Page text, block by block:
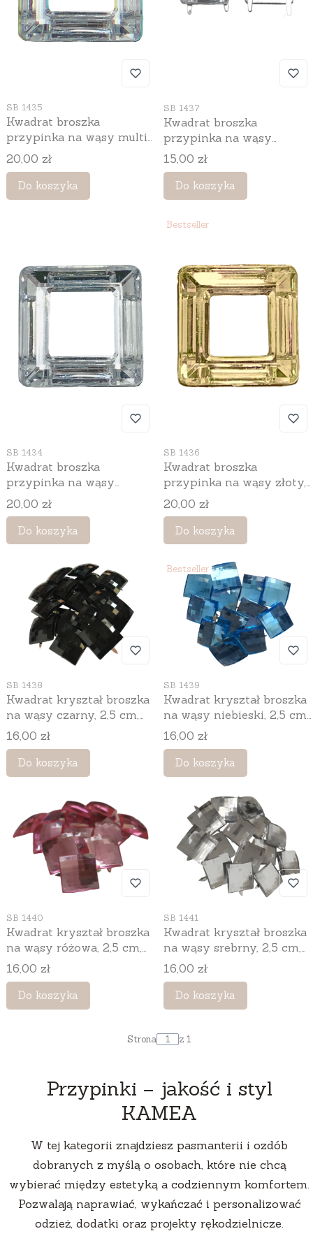
Kod produktu
SB 1435
Kwadrat broszka
przypinka na wąsy multi
srebrny, 3 cm, 10 szt.
Cena
20,00 zł
Do koszyka
Kod produktu
SB 1437
Kwadrat broszka
przypinka na wąsy
srebrny, 2 cm, 10 szt.
Cena
15,00 zł
Do koszyka
Kod produktu
SB 1434
Kwadrat broszka
przypinka na wąsy
srebrny, 3 cm, 10 szt.
Cena
20,00 zł
Do koszyka
Bestseller
Kod produktu
SB 1436
Kwadrat broszka
przypinka na wąsy złoty,
3 cm, 10 szt.
Cena
20,00 zł
Do koszyka
Kod produktu
SB 1438
Kwadrat kryształ broszka
na wąsy czarny, 2,5 cm,
100 szt.
Cena
16,00 zł
Do koszyka
Bestseller
Kod produktu
SB 1439
Kwadrat kryształ broszka
na wąsy niebieski, 2,5 cm,
100 szt.
Cena
16,00 zł
Do koszyka
Kod produktu
SB 1440
Kwadrat kryształ broszka
na wąsy różowa, 2,5 cm,
100 szt.
Cena
16,00 zł
Do koszyka
Kod produktu
SB 1441
Kwadrat kryształ broszka
na wąsy srebrny, 2,5 cm,
100 szt.
Cena
16,00 zł
Do koszyka
Strona z 1
Przypinki – jakość i styl
KAMEA
W tej kategorii znajdziesz pasmanterii i ozdób
dobranych z myślą o osobach, które nie chcą
wybierać między estetyką a codziennym komfortem.
Pozwalają naprawiać, wykańczać i personalizować
odzież, dodatki oraz projekty rękodzielnicze.